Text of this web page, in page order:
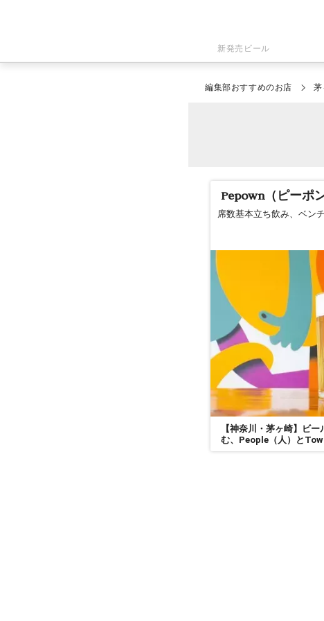
新発売ビール
編集部おすすめのお店 茅
Pepown（ピーポン
席数基本立ち飲み、ベン
【神奈川・茅ヶ崎】ビ
む、People（人）と